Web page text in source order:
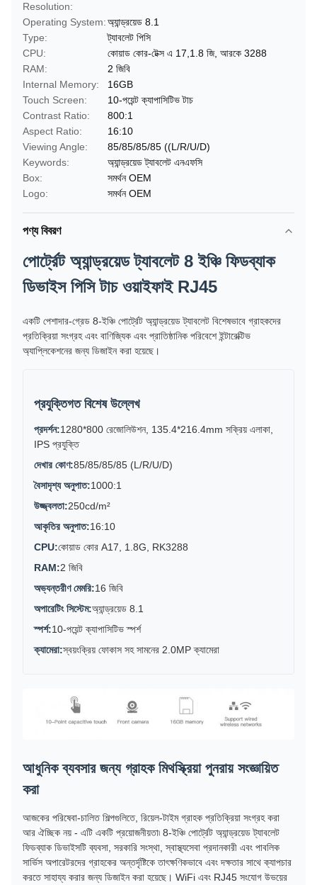
Resolution:
Operating System:অ্যান্ড্রয়েড 8.1
Type:
ট্যাবলেট পিসি
CPU:
কোয়াড কোর-টেক্স এ 17,1.8 জি, আরকে 3288
RAM:
2 জিবি
Internal Memory:
16GB
Touch Screen:
10-পয়েন্ট ক্যাপাসিটিভ টাচ
Contrast Ratio:
800:1
Aspect Ratio:
16:10
Viewing Angle:
85/85/85/85 ((L/R/U/D)
Keywords:
অ্যান্ড্রয়েড ট্যাবলেট এনএফসি
Box:
সমর্থন OEM
Logo:
সমর্থন OEM
পণ্য বিবরণ
পোর্ট্রেট অ্যান্ড্রয়েড ট্যাবলেট 8 ইঞ্চি ফিডব্যাক
ডিভাইস পিসি টাচ ওয়াইফাই RJ45
একটি পেশাদার-গ্রেড 8-ইঞ্চি পোর্ট্রেট অ্যান্ড্রয়েড ট্যাবলেট বিশেষভাবে গ্রাহকদের
প্রতিক্রিয়া সংগ্রহ এবং বাণিজ্যিক এবং প্রাতিষ্ঠানিক পরিবেশে ইন্টারেক্টিভ
অ্যাপ্লিকেশনের জন্য ডিজাইন করা হয়েছে।
প্রযুক্তিগত বিশেষ উল্লেখ
প্রদর্শন:1280*800 রেজোলিউশন, 135.4*216.4mm সক্রিয় এলাকা,
IPS প্রযুক্তি
দেখার কোণ:85/85/85/85 (L/R/U/D)
বৈসাদৃশ্য অনুপাত:1000:1
উজ্জ্বলতা:250cd/m²
আকৃতির অনুপাত:16:10
CPU:কোয়াড কোর A17, 1.8G, RK3288
RAM:2 জিবি
অভ্যন্তরীণ মেমরি:16 জিবি
অপারেটিং সিস্টেম:অ্যান্ড্রয়েড 8.1
স্পর্শ:10-পয়েন্ট ক্যাপাসিটিভ স্পর্শ
ক্যামেরা:স্বয়ংক্রিয় ফোকাস সহ সামনের 2.0MP ক্যামেরা
আধুনিক ব্যবসার জন্য গ্রাহক মিথস্ক্রিয়া পুনরায় সংজ্ঞায়িত
করা
আজকের পরিষেবা-চালিত শিল্পগুলিতে, রিয়েল-টাইম গ্রাহক প্রতিক্রিয়া সংগ্রহ করা
আর ঐচ্ছিক নয় - এটি একটি প্রয়োজনীয়তা৷ 8-ইঞ্চি পোর্ট্রেট অ্যান্ড্রয়েড ট্যাবলেট
ফিডব্যাক ডিভাইসটি ব্যবসা, সরকারি সংস্থা, স্বাস্থ্যসেবা প্রদানকারী এবং পাবলিক
সার্ভিস অপারেটরদের গ্রাহকের অন্তর্দৃষ্টিকে তাৎক্ষণিকভাবে এবং দক্ষতার সাথে ক্যাপচার
করতে সাহায্য করার জন্য ডিজাইন করা হয়েছে। WiFi এবং RJ45 সংযোগ উভয়ের